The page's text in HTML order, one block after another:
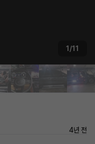
1/11
4년 전